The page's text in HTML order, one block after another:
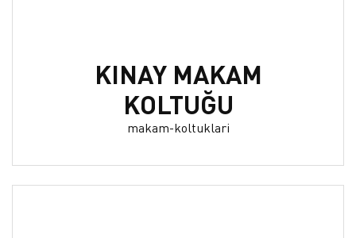
KINAY MAKAM
KOLTUĞU
makam-koltuklari